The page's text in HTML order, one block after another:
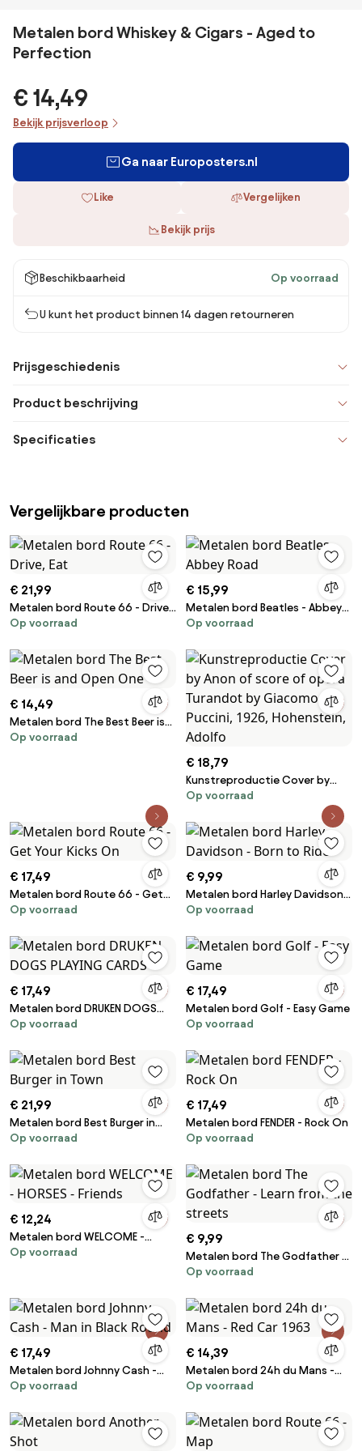
Metalen bord Whiskey & Cigars - Aged to
Perfection
€ 14,49
Bekijk prijsverloop
Ga naar Europosters.nl
Like Vergelijken
Bekijk prijs
Beschikbaarheid Op voorraad
U kunt het product binnen 14 dagen retourneren
Prijsgeschiedenis
Product beschrijving
Specificaties
Vergelijkbare producten
€ 21,99
Metalen bord Route 66 - Drive,
Eat
Op voorraad
€ 15,99
Metalen bord Beatles - Abbey
Road
Op voorraad
€ 14,49
Metalen bord The Best Beer is
and Open One
Op voorraad
€ 18,79
Kunstreproductie Cover by
Anon of score of opera
Turandot by Giacomo Puccini,
1926, Hohenstein, Adolfo
Op voorraad
€ 17,49
Metalen bord Route 66 - Get
Your Kicks On
Op voorraad
€ 9,99
Metalen bord Harley Davidson -
Born to Ride
Op voorraad
€ 17,49
Metalen bord DRUKEN DOGS
PLAYING CARDS
Op voorraad
€ 17,49
Metalen bord Golf - Easy Game
Op voorraad
€ 21,99
Metalen bord Best Burger in
Town
Op voorraad
€ 17,49
Metalen bord FENDER - Rock On
Op voorraad
€ 12,24
Metalen bord WELCOME -
HORSES - Friends
Op voorraad
€ 9,99
Metalen bord The Godfather -
Learn from the streets
Op voorraad
€ 17,49
Metalen bord Johnny Cash -
Man in Black Round
Op voorraad
€ 14,39
Metalen bord 24h du Mans -
Red Car 1963
Op voorraad